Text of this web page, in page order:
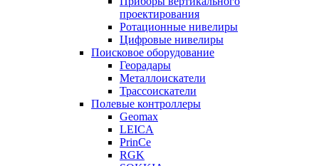
проектирования
Ротационные нивелиры
Цифровые нивелиры
Поисковое оборудование
Георадары
Металлоискатели
Трассоискатели
Полевые контроллеры
Geomax
LEICA
PrinCe
RGK